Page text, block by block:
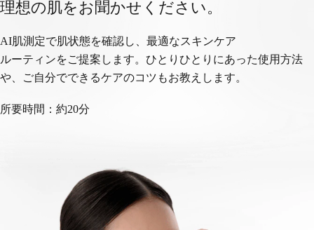
理想の肌をお聞かせください。
AI肌測定で肌状態を確認し、最適なスキンケア
ルーティンをご提案します。 ひとりひとりにあった使用方法
や、ご自分でできるケアのコツもお教えします。
所要時間：約20分